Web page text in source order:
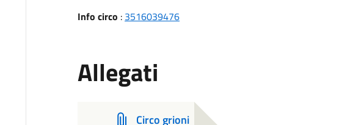
Info circo : 3516039476
Allegati
Circo grioni